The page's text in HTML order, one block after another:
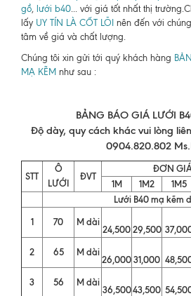
gồ, lưới b40 ... với giá tốt nhất thị
lấy UY TÍN LÀ CỐT LÕI nên đến với
tâm về giá và chất lượng.
Chúng tôi xin gửi tới quý khách hàng
MẠ KẼM như sau :
BẢNG BÁO GIÁ LƯỚI
Độ dày, quy cách khác vui lòng
0904.820.802
STT
Ô
LƯỚI
ĐVT
ĐƠN
1M
1M2 1M5
Lưới B40 mạ kẽm
1
70 M dài
24,50029,500
2
65 M dài
26,00031,000
3
56 M dài
36,50043,500